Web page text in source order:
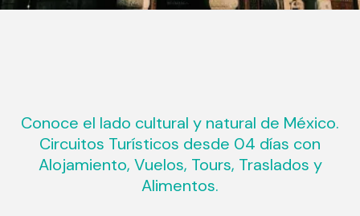
Conoce el lado cultural y natural de México.
Circuitos Turísticos desde 04 días con
Alojamiento, Vuelos, Tours, Traslados y
Alimentos.